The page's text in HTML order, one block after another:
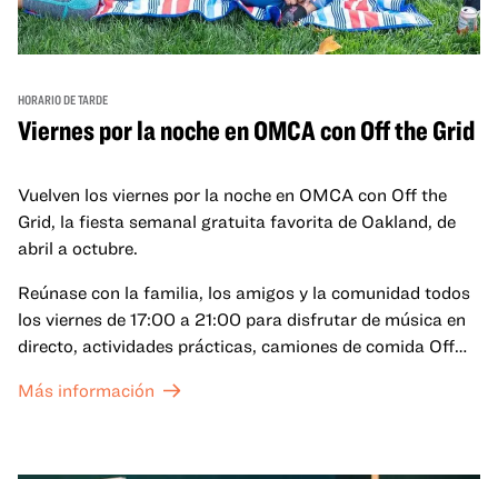
HORARIO DE TARDE
Viernes por la noche en OMCA con Off the Grid
Vuelven los viernes por la noche en OMCA con Off the
Grid, la fiesta semanal gratuita favorita de Oakland, de
abril a octubre.
Reúnase con la familia, los amigos y la comunidad todos
los viernes de 17:00 a 21:00 para disfrutar de música en
directo, actividades prácticas, camiones de comida Off
exposiciones especiales, con una
Más información